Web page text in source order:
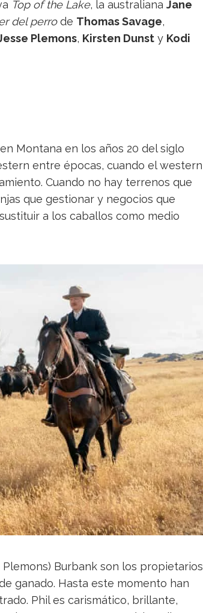
Top of the Lake, la australiana Jane
del perrode Thomas Savage,
Plemons, Kirsten Dunst y Kodi
Montana en los años 20 del siglo
entre épocas, cuando el western
Cuando no hay terrenos que
que gestionar y negocios que
a los caballos como medio
Burbank son los propietarios
ganado. Hasta este momento han
Phil es carismático, brillante,